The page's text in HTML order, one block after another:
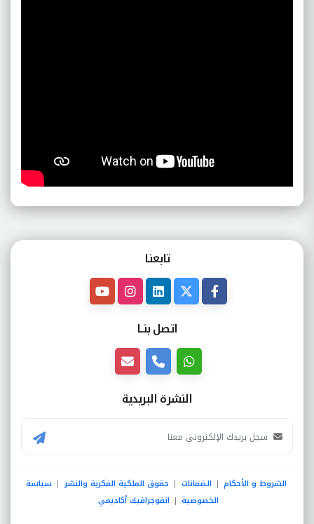
تابعنـا
اتصل بنــا
النشرة البريدية
الشروط و الأحكام | الضمانات | حقوق الملكية الفكرية والنشر | سياسة
الخصوصية | انفوجرافيك أكاديمي